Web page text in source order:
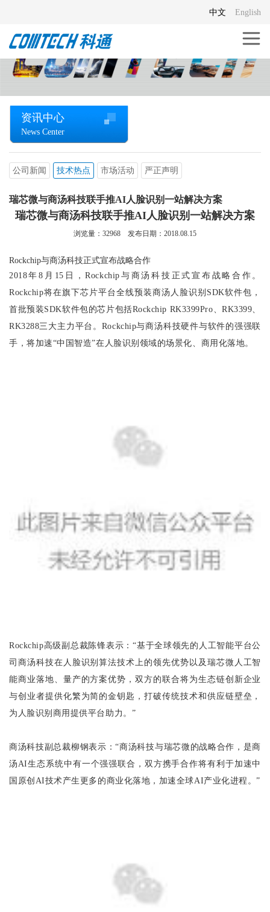
English
中文
资讯中心
News Center
公司新闻 技术热点 市场活动 严正声明
瑞芯微与商汤科技联手推AI人脸识别一站解决方案
瑞芯微与商汤科技联手推AI人脸识别一站解决方案
浏览量： 32968 发布日期：2018.08.15
Rockchip与商汤科技正式宣布战略合作
2018年8月15日，Rockchip与商汤科技正式宣布战略合作。
Rockchip将在旗下芯片平台全线预装商汤人脸识别SDK软件包，
首批预装SDK软件包的芯片包括Rockchip RK3399Pro、RK3399、
RK3288三大主力平台。Rockchip与商汤科技硬件与软件的强强联
手，将加速“中国智造”在人脸识别领域的场景化、商用化落地。
Rockchip高级副总裁陈锋表示：“基于全球领先的人工智能平台公
司商汤科技在人脸识别算法技术上的领先优势以及瑞芯微人工智
能商业落地、量产的方案优势，双方的联合将为生态链创新企业
与创业者提供化繁为简的金钥匙，打破传统技术和供应链壁垒，
为人脸识别商用提供平台助力。”
商汤科技副总裁柳钢表示：“商汤科技与瑞芯微的战略合作，是商
汤AI生态系统中有一个强强联合，双方携手合作将有利于加速中
国原创AI技术产生更多的商业化落地，加速全球AI产业化进程。”